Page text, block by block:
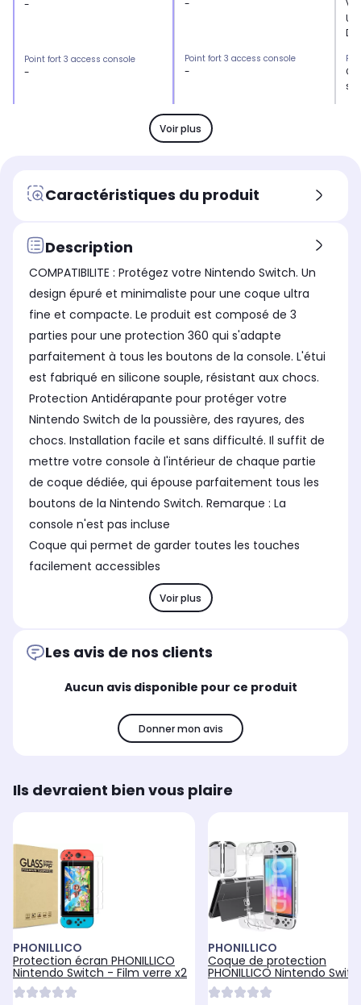
-
Point fort 3 access console
-
-
Point fort 3 access console
-
Type
Coque de protection
Voir plus
Caractéristiques du produit
Description
COMPATIBILITE : Protégez votre Nintendo Switch. Un
design épuré et minimaliste pour une coque ultra
fine et compacte. Le produit est composé de 3
parties pour une protection 360 qui s'adapte
parfaitement à tous les boutons de la console. L'étui
est fabriqué en silicone souple, résistant aux chocs.
Protection Antidérapante pour protéger votre
Nintendo Switch de la poussière, des rayures, des
chocs. Installation facile et sans difficulté. Il suffit de
mettre votre console à l'intérieur de chaque partie
de coque dédiée, qui épouse parfaitement tous les
boutons de la Nintendo Switch. Remarque : La
console n'est pas incluse
Coque qui permet de garder toutes les touches
facilement accessibles
Voir plus
Les avis de nos clients
Aucun avis disponible pour ce produit
Donner mon avis
Ils devraient bien vous plaire
PHONILLICO
Protection écran PHONILLICO
Nintendo Switch - Film verre x2
PHONILLICO
Coque de protection
PHONILLICO Nintendo
OLED - Coque